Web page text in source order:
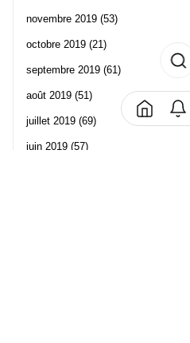
novembre 2019 (53)
octobre 2019 (21)
septembre 2019 (61)
août 2019 (51)
juillet 2019 (69)
juin 2019 (57)